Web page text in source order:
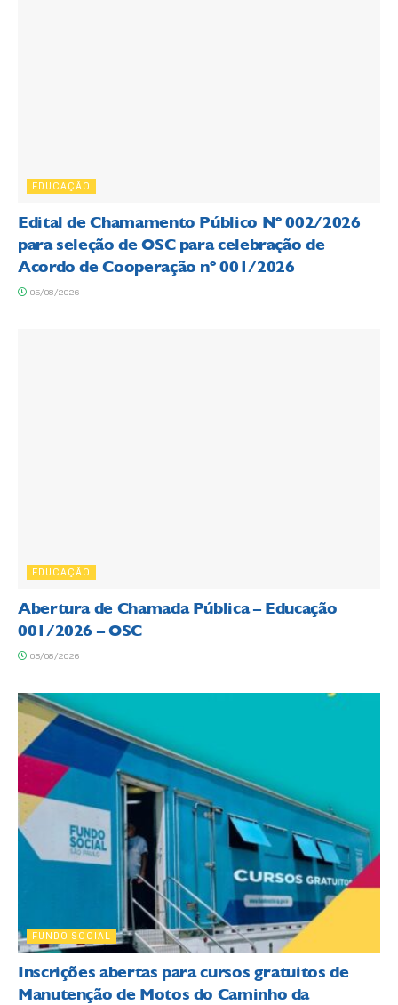
EDUCAÇÃO
Edital de Chamamento Público Nº 002/2026
para seleção de OSC para celebração de
Acordo de Cooperação nº 001/2026
05/08/2026
EDUCAÇÃO
Abertura de Chamada Pública – Educação
001/2026 – OSC
05/08/2026
FUNDO SOCIAL
Inscrições abertas para cursos gratuitos de
Manutenção de Motos do Caminho da